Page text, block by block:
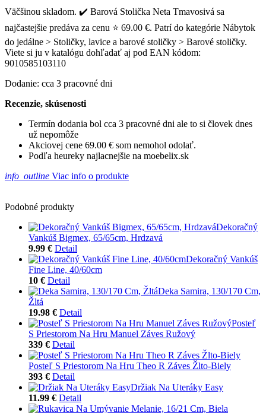
Väčšinou skladom. ✔️ Barová Stolička Neta Tmavosivá sa
najčastejšie predáva za cenu ⭐ 69.00 €. Patrí do kategórie Nábytok
do jedálne > Stoličky, lavice a barové stoličky > Barové stoličky.
Viete si ju v katalógu dohľadať aj pod EAN kódom:
9010585103110
Dodanie: cca 3 pracovné dni
Recenzie, skúsenosti
Termín dodania bol cca 3 pracovné dni ale to si človek dnes
už nepomôže
Akciovej cene 69.00 € som nemohol odolať.
Podľa heureky najlacnejšie na moebelix.sk
info_outline Viac info o produkte
Podobné produkty
Dekoračný
Vankúš Bigmex, 65/65cm, Hrdzavá
9.99 € Detail
Dekoračný Vankúš
Fine Line, 40/60cm
10 € Detail
Deka Samira, 130/170 Cm,
Žltá
19.98 € Detail
Posteľ
S Priestorom Na Hru Manuel Záves Ružový
339 € Detail
Posteľ S Priestorom Na Hru Theo R Záves Žlto-Biely
393 € Detail
Držiak Na Uteráky Easy
11.99 € Detail